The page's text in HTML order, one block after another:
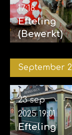
Efteling
(Bewerkt)
2025
17:18
September
Efteling
23 sep
2025 19:01